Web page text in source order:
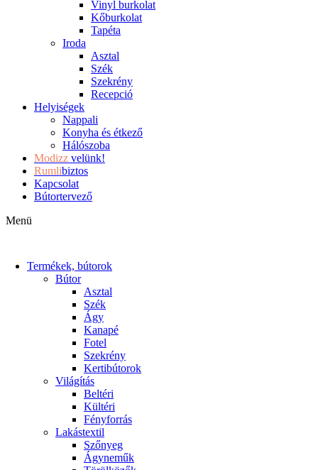
Vinyl burkolat
Kőburkolat
Tapéta
Iroda
Asztal
Szék
Szekrény
Recepció
Helyiségek
Nappali
Konyha és étkező
Hálószoba
Modizz velünk!
Rumlibiztos
Kapcsolat
Bútortervező
Menü
Termékek, bútorok
Bútor
Asztal
Szék
Ágy
Kanapé
Fotel
Szekrény
Kertibútorok
Világítás
Beltéri
Kültéri
Fényforrás
Lakástextil
Szőnyeg
Ágyneműk